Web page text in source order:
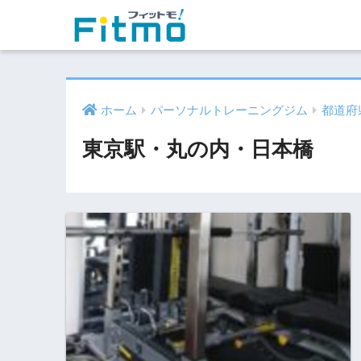
ホーム パーソナルトレーニングジム 都道府
東京駅・丸の内・日本橋